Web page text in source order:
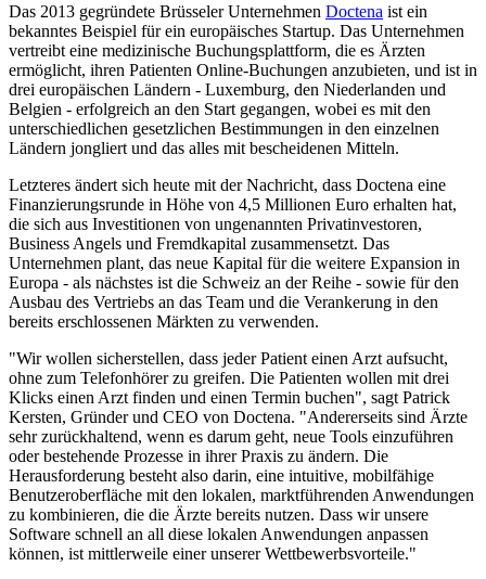
Das 2013 gegründete Brüsseler Unternehmen Doctena ist ein
bekanntes Beispiel für ein europäisches Startup. Das Unternehmen
vertreibt eine medizinische Buchungsplattform, die es Ärzten
ermöglicht, ihren Patienten Online-Buchungen anzubieten, und ist in
drei europäischen Ländern - Luxemburg, den Niederlanden und
Belgien - erfolgreich an den Start gegangen, wobei es mit den
unterschiedlichen gesetzlichen Bestimmungen in den einzelnen
Ländern jongliert und das alles mit bescheidenen Mitteln.
Letzteres ändert sich heute mit der Nachricht, dass Doctena eine
Finanzierungsrunde in Höhe von 4,5 Millionen Euro erhalten hat,
die sich aus Investitionen von ungenannten Privatinvestoren,
Business Angels und Fremdkapital zusammensetzt. Das
Unternehmen plant, das neue Kapital für die weitere Expansion in
Europa - als nächstes ist die Schweiz an der Reihe - sowie für den
Ausbau des Vertriebs an das Team und die Verankerung in den
bereits erschlossenen Märkten zu verwenden.
"Wir wollen sicherstellen, dass jeder Patient einen Arzt aufsucht,
ohne zum Telefonhörer zu greifen. Die Patienten wollen mit drei
Klicks einen Arzt finden und einen Termin buchen", sagt Patrick
Kersten, Gründer und CEO von Doctena. "Andererseits sind Ärzte
sehr zurückhaltend, wenn es darum geht, neue Tools einzuführen
oder bestehende Prozesse in ihrer Praxis zu ändern. Die
Herausforderung besteht also darin, eine intuitive, mobilfähige
Benutzeroberfläche mit den lokalen, marktführenden Anwendungen
zu kombinieren, die die Ärzte bereits nutzen. Dass wir unsere
Software schnell an all diese lokalen Anwendungen anpassen
können, ist mittlerweile einer unserer Wettbewerbsvorteile."